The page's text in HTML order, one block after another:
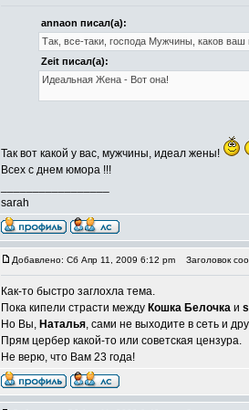
annaon писал(а):
Так, все-таки, господа Мужчины, каков ваш
Zeit писал(а):
Идеальная Жена - Вот она!
Так вот какой у вас, мужчины, идеал жены!
Всех с днем юмора !!!
sarah
Добавлено: Сб Апр 11, 2009 6:12 pm Заголовок
Как-то быстро заглохла тема.
Пока кипели страсти между Кошка Белочка и
Но Вы, Наталья, сами не выходите в сеть и
Прям цербер какой-то или советская цензура.
Не верю, что Вам 23 года!